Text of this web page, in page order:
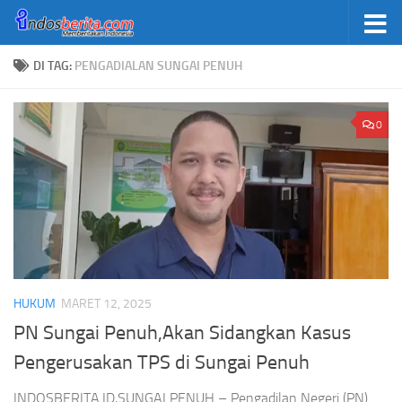
Skip to content
DI TAG: PENGADIALAN SUNGAI PENUH
0
HUKUM MARET 12, 2025
PN Sungai Penuh,Akan Sidangkan Kasus
Pengerusakan TPS di Sungai Penuh
INDOSBERITA.ID,SUNGAI PENUH – Pengadilan Negeri (PN)